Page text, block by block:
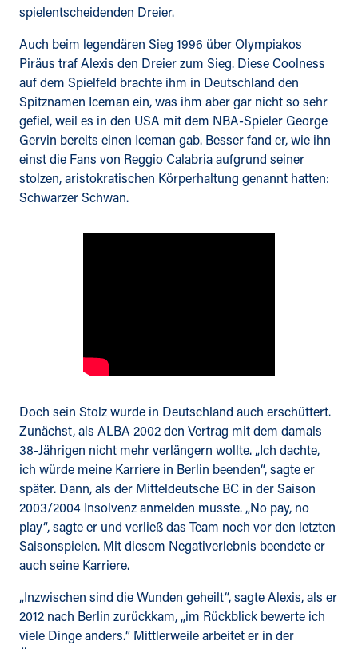
spielentscheidenden Dreier.
Auch beim legendären Sieg 1996 über Olympiakos
Piräus traf Alexis den Dreier zum Sieg. Diese Coolness
auf dem Spielfeld brachte ihm in Deutschland den
Spitznamen Iceman ein, was ihm aber gar nicht so sehr
gefiel, weil es in den USA mit dem NBA-Spieler George
Gervin bereits einen Iceman gab. Besser fand er, wie ihn
einst die Fans von Reggio Calabria aufgrund seiner
stolzen, aristokratischen Körperhaltung genannt hatten:
Schwarzer Schwan.
Doch sein Stolz wurde in Deutschland auch erschüttert.
Zunächst, als ALBA 2002 den Vertrag mit dem damals
38-Jährigen nicht mehr verlängern wollte. „Ich dachte,
ich würde meine Karriere in Berlin beenden“, sagte er
später. Dann, als der Mitteldeutsche BC in der Saison
2003/2004 Insolvenz anmelden musste. „No pay, no
play“, sagte er und verließ das Team noch vor den letzten
Saisonspielen. Mit diesem Negativerlebnis beendete er
auch seine Karriere.
„Inzwischen sind die Wunden geheilt“, sagte Alexis, als er
2012 nach Berlin zurückkam, „im Rückblick bewerte ich
viele Dinge anders.“ Mittlerweile arbeitet er in der